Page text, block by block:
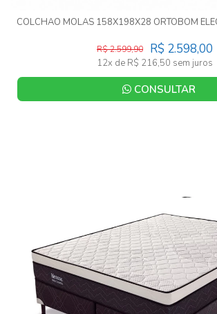
COLCHAO MOLAS 158X198X28 ORTOBOM
R$ 2.598,00
R$ 2.599,90
12x de R$ 216,50 sem juros
CONSULTAR